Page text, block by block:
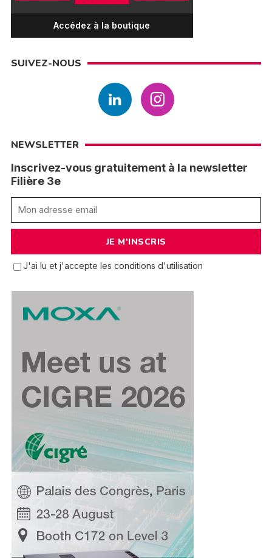
Accédez à la boutique
SUIVEZ-NOUS
NEWSLETTER
Inscrivez-vous gratuitement à la newsletter
Filière 3e
J'ai lu et j'accepte les conditions d'utilisation